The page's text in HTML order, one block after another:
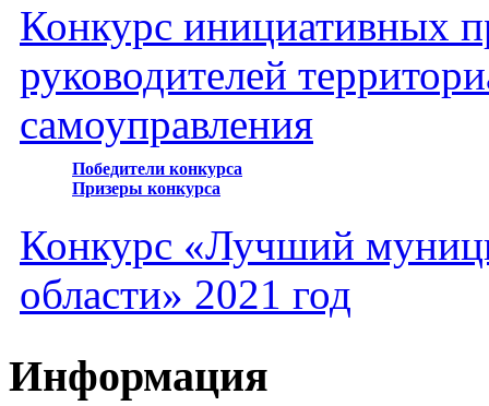
Конкурс инициативных
руководителей
самоуправления
Победители конкурса
Призеры конкурса
Конкурс «Лучший
области» 2021 год
Информация